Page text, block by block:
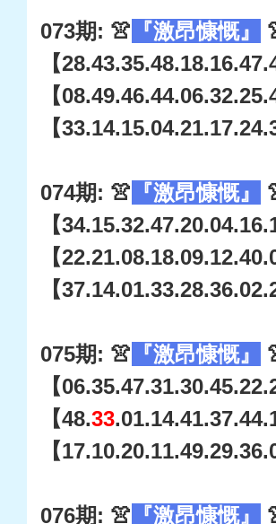
073期: 👚 『激昂慷慨』
【
【
【
074期: 👚 『激昂慷慨』
【
【
【
075期: 👚 『激昂慷慨』
【
【48.33
【
076期: 👚 『激昂慷慨』